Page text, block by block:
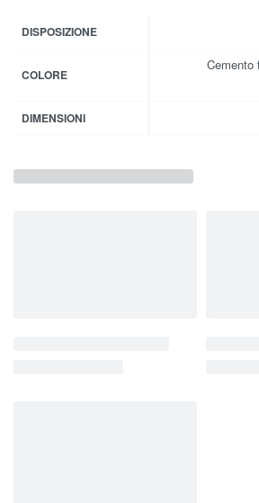
DISPOSIZIONE
COLORE
Cemento
DIMENSIONI